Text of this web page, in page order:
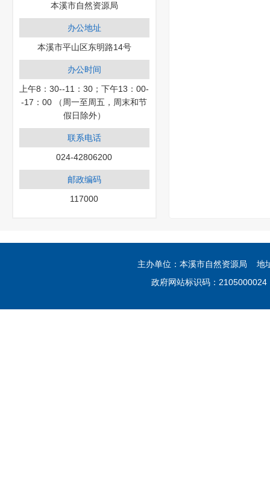
本溪市自然资源局
办公地址
本溪市平山区东明路14号
办公时间
上午8：30--11：30；下午13：00-
-17：00 （周一至周五，周末和节
假日除外）
联系电话
024-42806200
邮政编码
117000
主办单位：本溪市自然资源局 地
政府网站标识码：